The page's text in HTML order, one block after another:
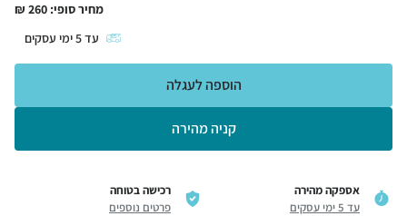
מחיר סופי: 260
₪
עד5ימי עסקים
קניה מהירה
הוספה לעגלה
אספקה מהירה
עד 5 ימי עסקים
רכישה בטוחה
פרטים נוספים